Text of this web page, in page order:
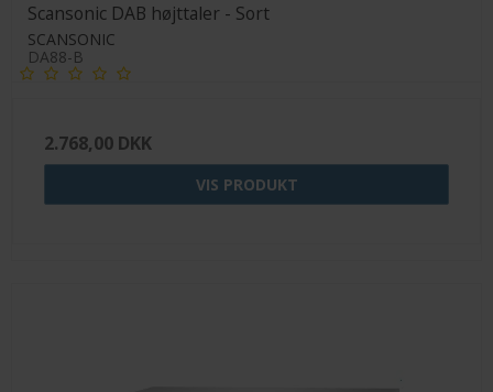
Scansonic DAB højttaler - Sort
SCANSONIC
DA88-B
2.768,00 DKK
VIS PRODUKT